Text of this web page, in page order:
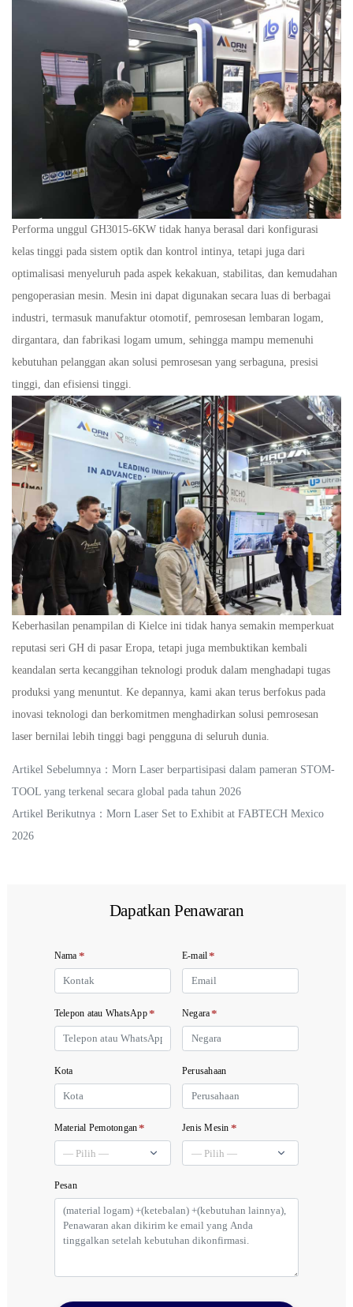
Performa unggul GH3015-6KW tidak hanya berasal dari konfigurasi
kelas tinggi pada sistem optik dan kontrol intinya, tetapi juga dari
optimalisasi menyeluruh pada aspek kekakuan, stabilitas, dan kemudahan
pengoperasian mesin. Mesin ini dapat digunakan secara luas di berbagai
industri, termasuk manufaktur otomotif, pemrosesan lembaran logam,
dirgantara, dan fabrikasi logam umum, sehingga mampu memenuhi
kebutuhan pelanggan akan solusi pemrosesan yang serbaguna, presisi
tinggi, dan efisiensi tinggi.
Keberhasilan penampilan di Kielce ini tidak hanya semakin memperkuat
reputasi seri GH di pasar Eropa, tetapi juga membuktikan kembali
keandalan serta kecanggihan teknologi produk dalam menghadapi tugas
produksi yang menuntut. Ke depannya, kami akan terus berfokus pada
inovasi teknologi dan berkomitmen menghadirkan solusi pemrosesan
laser bernilai lebih tinggi bagi pengguna di seluruh dunia.
Artikel Sebelumnya： Morn Laser berpartisipasi dalam pameran STOM-
TOOL yang terkenal secara global pada tahun 2026
Artikel Berikutnya： Morn Laser Set to Exhibit at FABTECH Mexico
2026
Dapatkan Penawaran
Nama * E-mail*
Telepon atau WhatsApp* Negara*
Kota Perusahaan
Material Pemotongan* Jenis Mesin *
Pesan